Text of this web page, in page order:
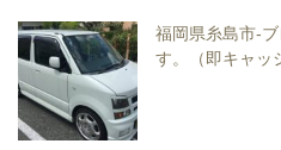
福岡県糸島市-
す。（即キャッ